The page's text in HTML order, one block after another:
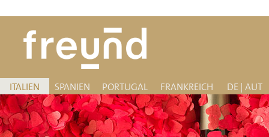
ITALIEN SPANIEN PORTUGAL FRANKREICH DE | AUT